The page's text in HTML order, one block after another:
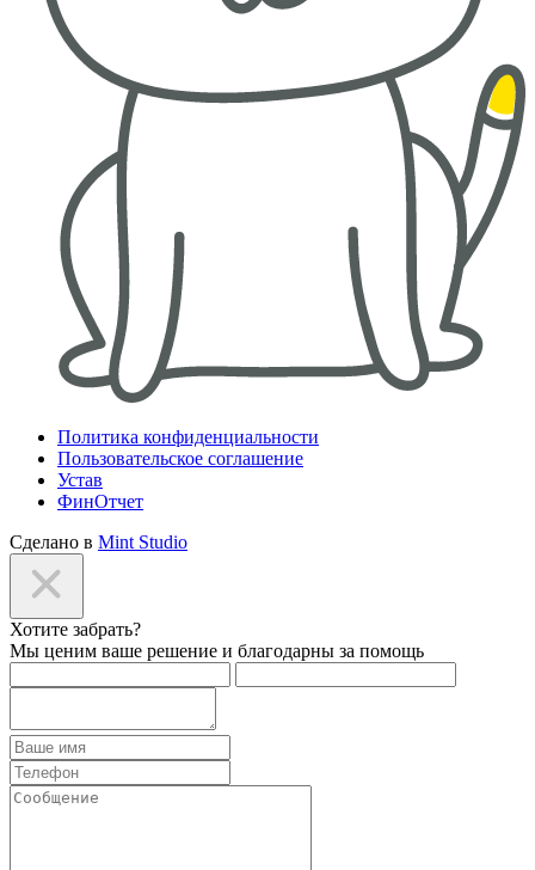
Политика конфиденциальности
Пользовательское соглашение
Устав
ФинОтчет
Сделано в Mint Studio
Хотите забрать?
Мы ценим ваше решение и благодарны за помощь